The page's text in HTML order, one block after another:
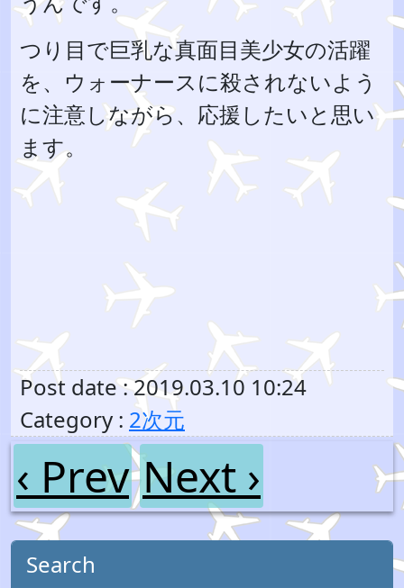
つり目で巨乳な真面目美少女の活躍
を、ウォーナースに殺されないよう
に注意しながら、応援したいと思い
ます。
Post date : 2019.03.10 10:24
Category : 2次元
‹ Prev Next ›
Search